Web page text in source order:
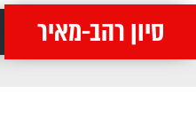
סיון רהב-מאיר